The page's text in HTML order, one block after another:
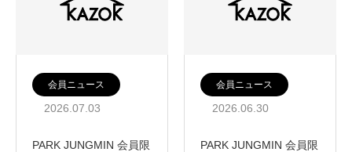
会員ニュース
2026.07.03
PARK JUNGMIN 会員限
会員ニュース
2026.06.30
PARK JUNGMIN 会員限